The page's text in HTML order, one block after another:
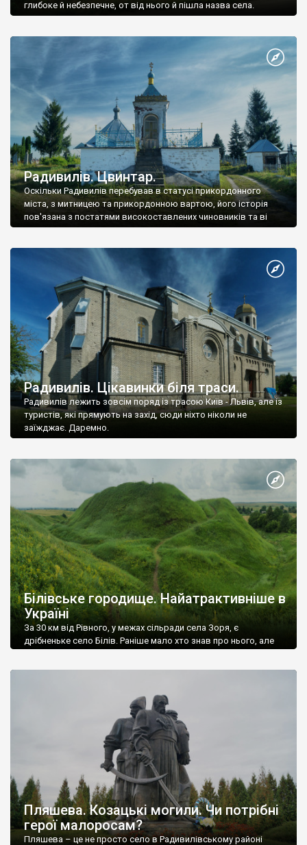
значення. Найяскравішими підтвердженнями тому є
Межиріцький монастир-фортеця.
Сприятливі кліматичні умови, значні масиви лісів, річки, озера,
лікувальні торфові грязі та мінеральні води – все це визначає
найголовніші рекреаційні ресурси краю.
глибоке й небезпечне, от від нього й пішла назва села.
Радивилів. Цвинтар.
Оскільки Радивилів перебував в статусі прикордонного
міста, з митницею та прикордонною вартою, його історія
пов'язана з постатями високоставлених чиновників та ві
Радивилів. Цікавинки біля траси.
Радивилів лежить зовсім поряд із трасою Київ - Львів, але із
туристів, які прямують на захід, сюди ніхто ніколи не
заїжджає. Даремно.
Білівське городище. Найатрактивніше в
Україні
За 30 км від Рівного, у межах сільради села Зоря, є
дрібненьке село Білів. Раніше мало хто знав про нього, але
Пляшева. Козацькі могили. Чи потрібні
герої малоросам?
Пляшева – це не просто село в Радивилівському районі